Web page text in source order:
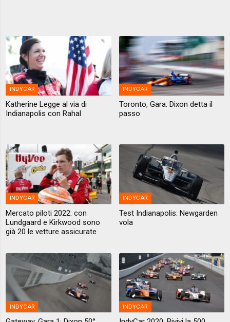
INDYCAR
Katherine Legge al via di
Indianapolis con Rahal
INDYCAR
Toronto, Gara: Dixon detta il
passo
INDYCAR
Mercato piloti 2022: con
Lundgaard e Kirkwood sono
già 20 le vetture assicurate
INDYCAR
Test Indianapolis: Newgarden
vola
INDYCAR INDYCAR